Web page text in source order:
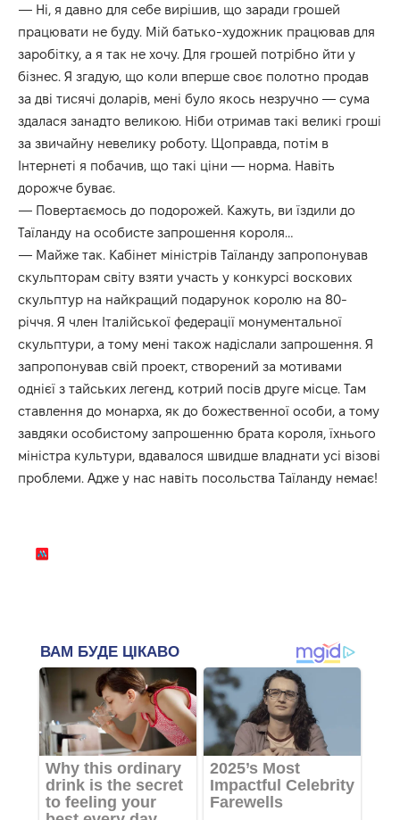
— Ні, я давно для себе вирішив, що заради грошей
працювати не буду. Мій батько-художник працював для
заробітку, а я так не хочу. Для грошей потрібно йти у
бізнес. Я згадую, що коли вперше своє полотно продав
за дві тисячі доларів, мені було якось незручно — сума
здалася занадто великою. Ніби отримав такі великі гроші
за звичайну невелику роботу. Щоправда, потім в
Інтернеті я побачив, що такі ціни — норма. Навіть
дорожче буває.
— Повертаємось до подорожей. Кажуть, ви їздили до
Таїланду на особисте запрошення короля…
— Майже так. Кабінет міністрів Таїланду запропонував
скульпторам світу взяти участь у конкурсі воскових
скульптур на найкращий подарунок королю на 80-
річчя. Я член Італійської федерації монументальної
скульптури, а тому мені також надіслали запрошення. Я
запропонував свій проект, створений за мотивами
однієї з тайських легенд, котрий посів друге місце. Там
ставлення до монарха, як до божественної особи, а тому
завдяки особистому запрошенню брата короля, їхнього
міністра культури, вдавалося швидше владнати усі візові
проблеми. Адже у нас навіть посольства Таїланду немає!